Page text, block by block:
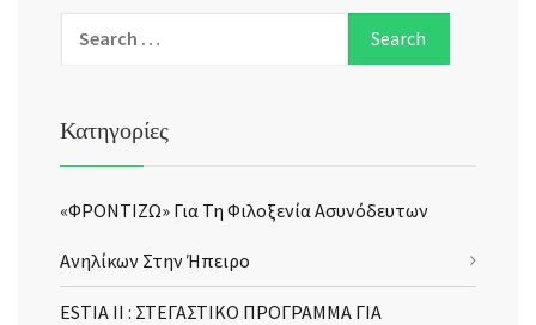
Κατηγορίες
«ΦΡΟΝΤΙΖΩ» Για Τη Φιλοξενία Ασυνόδευτων
Ανηλίκων Στην Ήπειρο
ESTIA II : ΣΤΕΓΑΣΤΙΚΟ ΠΡΟΓΡΑΜΜΑ ΓΙΑ